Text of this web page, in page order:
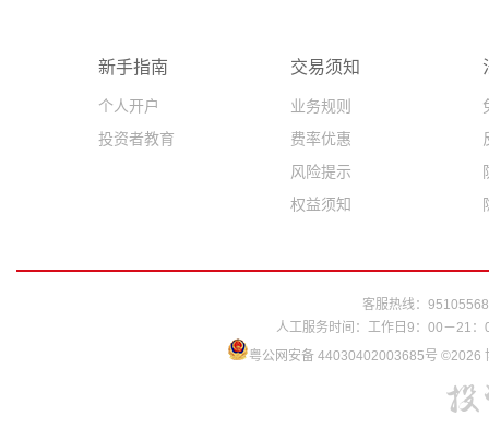
新手指南
个人开户
投资者教育
交易须知
业务规则
费率优惠
风险提示
权益须知
客服热线：
人工服务时间：工作日9：00－21
粤公网安备 44030402003685号 ©2026